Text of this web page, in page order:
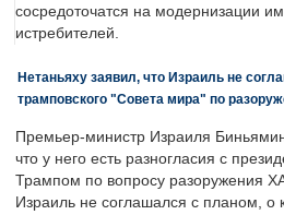
сосредоточатся на модернизации
истребителей.
Нетаньяху заявил, что Израиль не
трамповского "Совета мира" по
Премьер-министр Израиля
что у него есть разногласия с
Трампом по вопросу разоружения
Израиль не соглашался с планом, о